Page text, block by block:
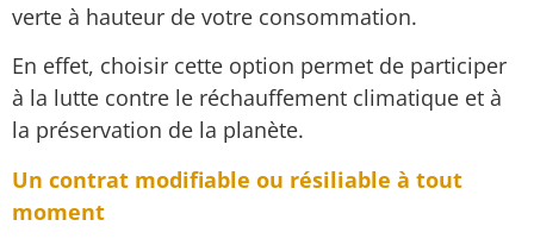
verte à hauteur de votre consommation.
En effet, choisir cette option permet de participer
à la lutte contre le réchauffement climatique et à
la préservation de la planète.
Un contrat modifiable ou résiliable à tout
moment